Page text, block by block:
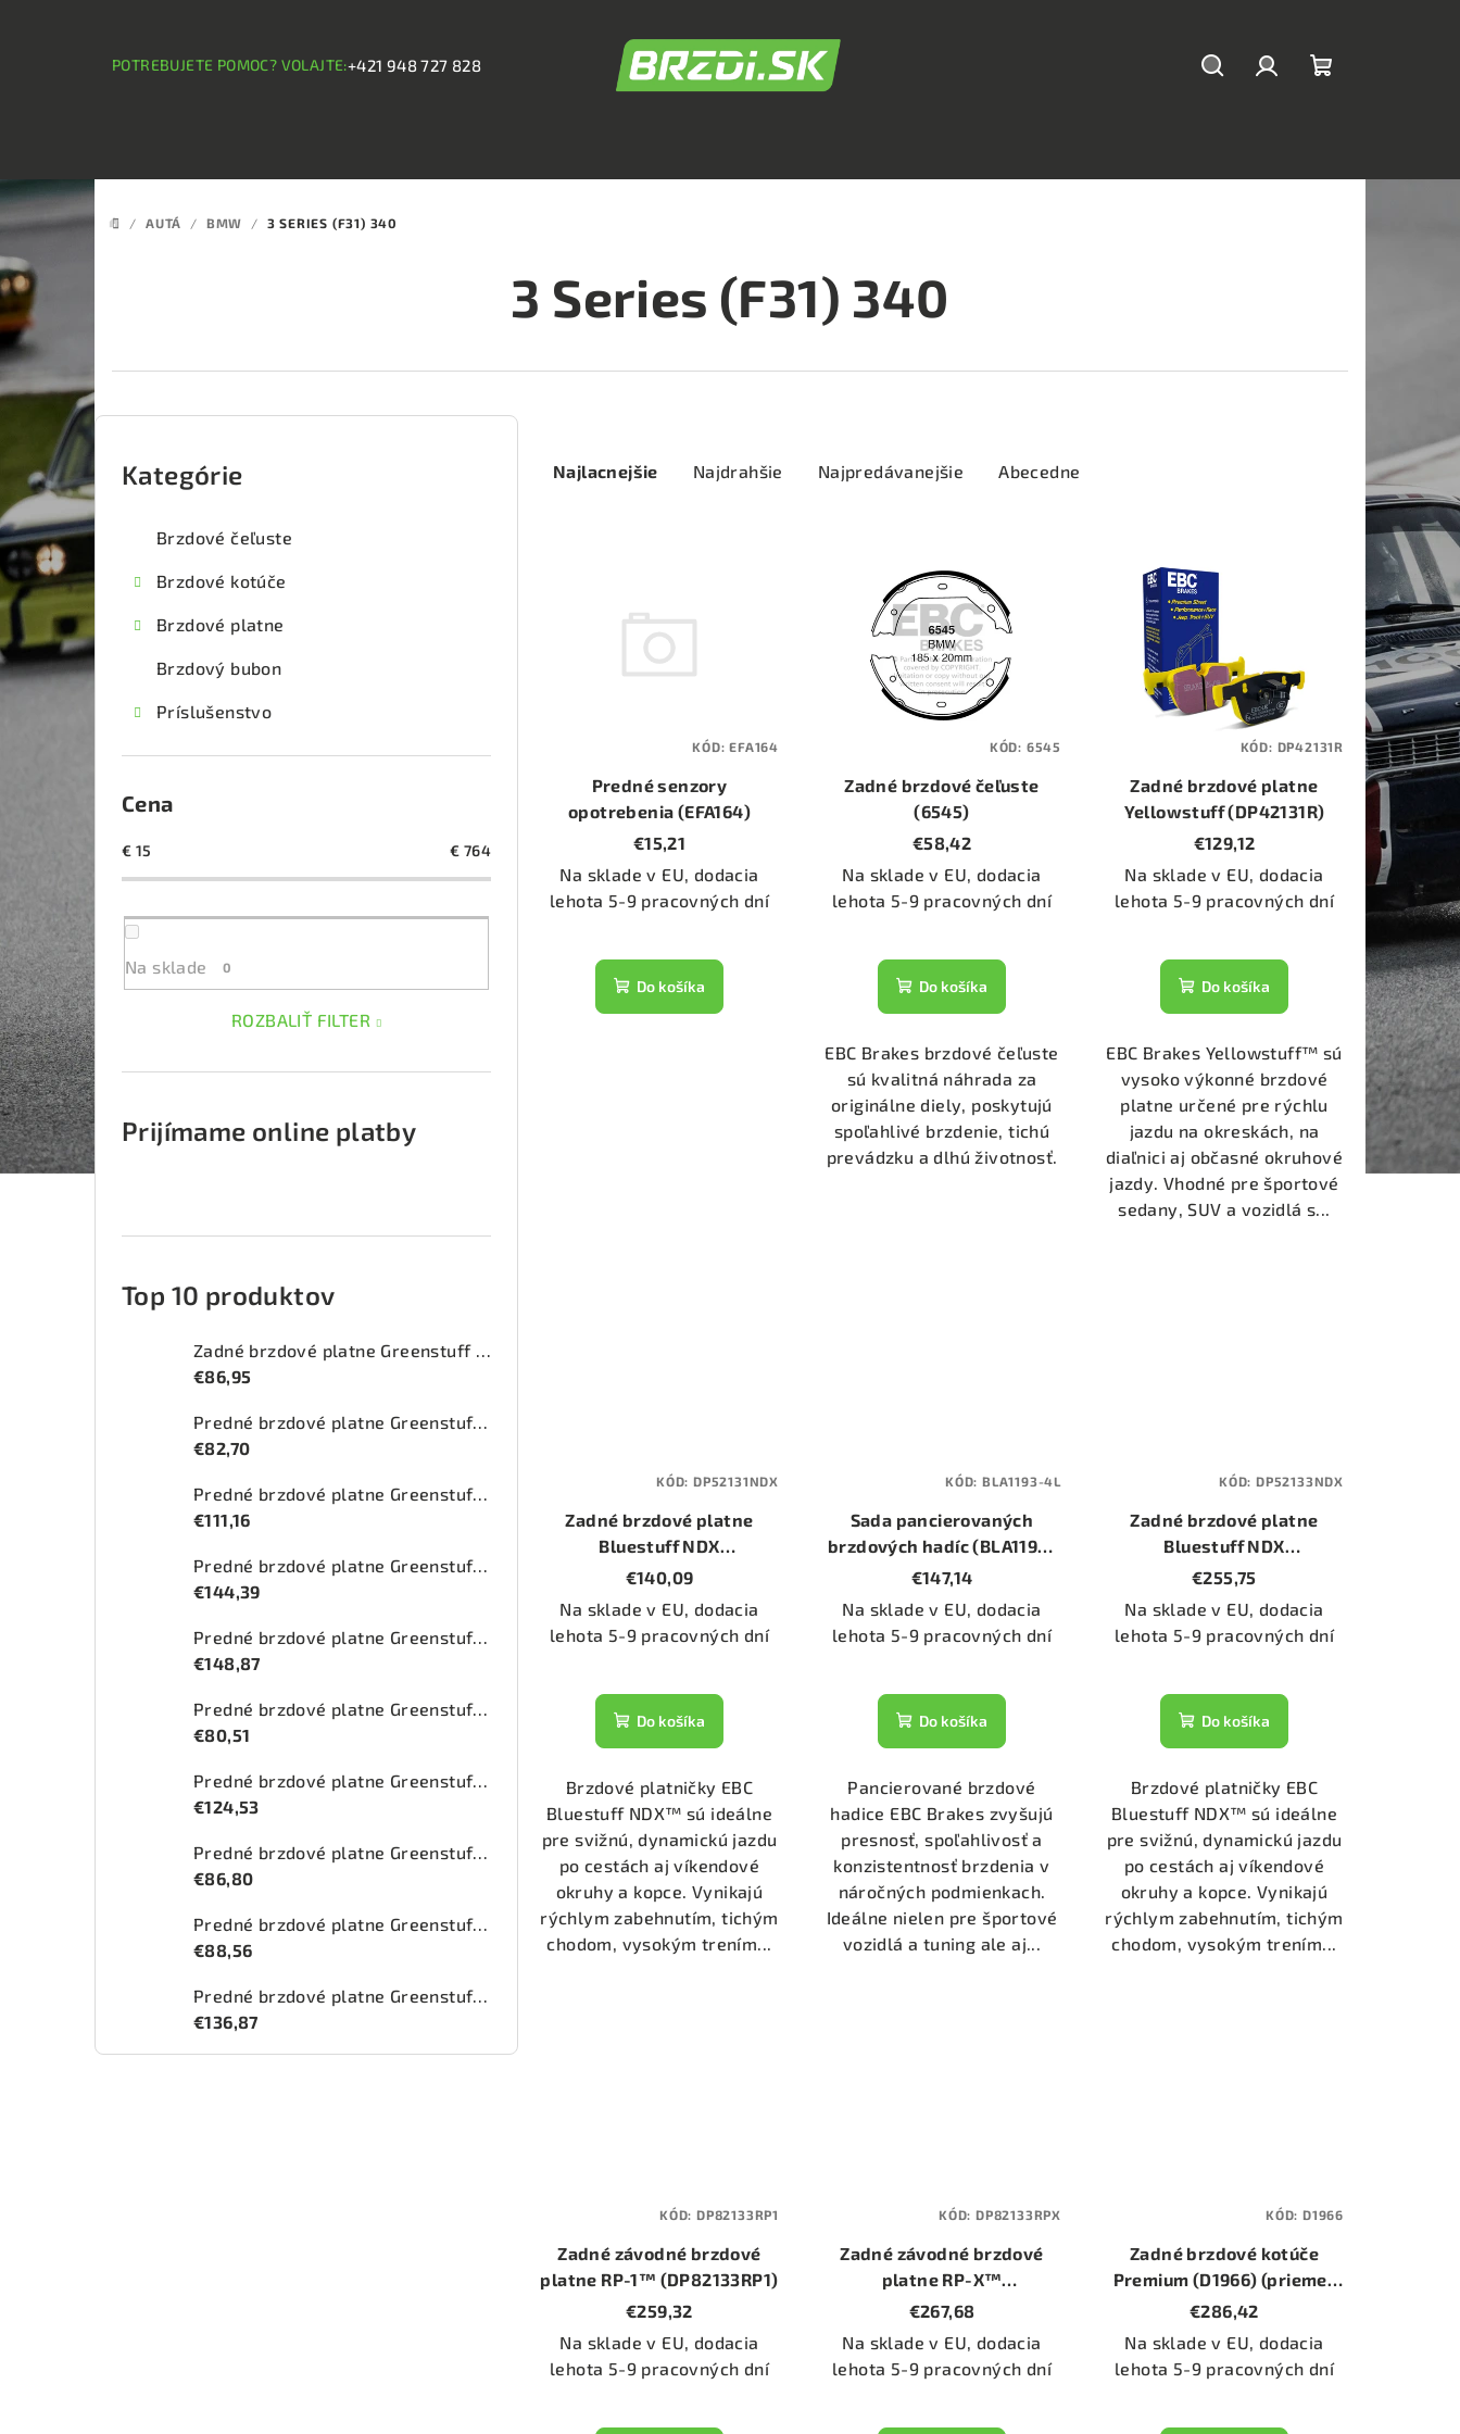
POTREBUJETE POMOC? VOLAJTE:+421 948 727 828
DOMOV
/ AUTÁ / BMW / 3 SERIES (F31) 340
3 Series (F31) 340
B
o
č
ý
p
a
Preskočiť
kategórie
Kategórie
Brzdové čeľuste
Brzdové kotúče
Brzdové platne
Brzdový bubon
Príslušenstvo
Cena
€ 15 € 764
Na sklade 0
ROZBALIŤ FILTER
Prijímame online platby
Top 10 produktov
Zadné brzdové platne Greenstuff 2000 (DP21518)
€86,95
Predné brzdové platne Greenstuff 2000 (DP22050)
€82,70
Predné brzdové platne Greenstuff 2000 (DP21555)
€111,16
Predné brzdové platne Greenstuff 2000 (DP23070)
€144,39
Predné brzdové platne Greenstuff 2000 (DP22286)
€148,87
Predné brzdové platne Greenstuff 2000 (DP21476)
€80,51
Predné brzdové platne Greenstuff 2000 (DP21074)
€124,53
Predné brzdové platne Greenstuff 2000 (DP21133)
€86,80
Predné brzdové platne Greenstuff 2000 (DP2800)
€88,56
Predné brzdové platne Greenstuff 2000 (DP22225)
€136,87
a
u
Najlacnejšie Najdrahšie Najpredávanejšie Abecedne
d
Predné senzory
opotrebenia (EFA164)
€15,21
Na sklade v EU, dodacia
lehota 5-9 pracovných dní
Do košíka
KÓD:EFA164
Zadné brzdové čeľuste
(6545)
€58,42
Na sklade v EU, dodacia
lehota 5-9 pracovných dní
Do košíka
EBC Brakes brzdové čeľuste
sú kvalitná náhrada za
originálne diely, poskytujú
spoľahlivé brzdenie, tichú
prevádzku a dlhú životnosť.
KÓD: 6545
Zadné brzdové platne
Yellowstuff (DP42131R)
€129,12
Na sklade v EU, dodacia
lehota 5-9 pracovných dní
Do košíka
EBC Brakes Yellowstuff™ sú
vysoko výkonné brzdové
platne určené pre rýchlu
jazdu na okreskách, na
diaľnici aj občasné okruhové
jazdy. Vhodné pre športové
sedany, SUV a vozidlá s...
KÓD: DP42131R
Zadné brzdové platne
Bluestuff NDX
(DP52131NDX)
€140,09
Na sklade v EU, dodacia
lehota 5-9 pracovných dní
Do košíka
Brzdové platničky EBC
Bluestuff NDX™ sú ideálne
pre svižnú, dynamickú jazdu
po cestách aj víkendové
okruhy a kopce. Vynikajú
rýchlym zabehnutím, tichým
chodom, vysokým trením...
KÓD: DP52131NDX
Sada pancierovaných
brzdových hadíc (BLA1193-
4L)
€147,14
Na sklade v EU, dodacia
lehota 5-9 pracovných dní
Do košíka
Pancierované brzdové
hadice EBC Brakes zvyšujú
presnosť, spoľahlivosť a
konzistentnosť brzdenia v
náročných podmienkach.
Ideálne nielen pre športové
vozidlá a tuning ale aj...
KÓD: BLA1193-4L
Zadné brzdové platne
Bluestuff NDX
(DP52133NDX)
€255,75
Na sklade v EU, dodacia
lehota 5-9 pracovných dní
Do košíka
Brzdové platničky EBC
Bluestuff NDX™ sú ideálne
pre svižnú, dynamickú jazdu
po cestách aj víkendové
okruhy a kopce. Vynikajú
rýchlym zabehnutím, tichým
chodom, vysokým trením...
KÓD: DP52133NDX
Zadné závodné brzdové
platne RP-1™ (DP82133RP1)
€259,32
Na sklade v EU, dodacia
lehota 5-9 pracovných dní
KÓD: DP82133RP1
Zadné závodné brzdové
platne RP-X™
(DP82133RPX)
€267,68
Na sklade v EU, dodacia
lehota 5-9 pracovných dní
KÓD: DP82133RPX
Zadné brzdové kotúče
Premium (D1966) (priemer
330mm)
€286,42
Na sklade v EU, dodacia
lehota 5-9 pracovných dní
KÓD: D1966